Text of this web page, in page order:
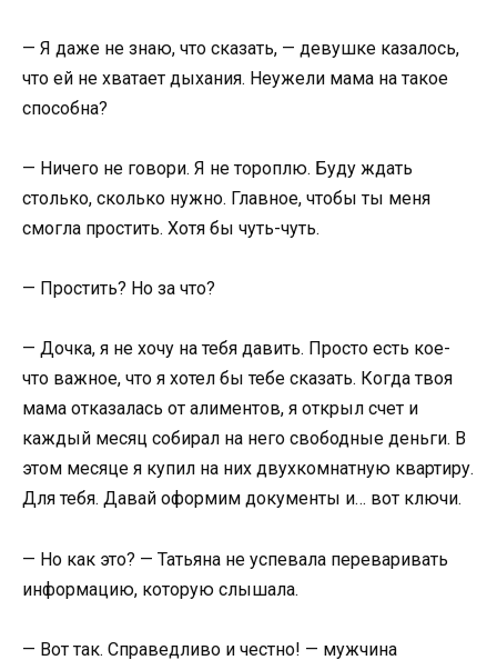
— Я даже не знаю, что сказать, — девушке казалось,
что ей не хватает дыхания. Неужели мама на такое
способна?
— Ничего не говори. Я не тороплю. Буду ждать
столько, сколько нужно. Главное, чтобы ты меня
смогла простить. Хотя бы чуть-чуть.
— Простить? Но за что?
— Дочка, я не хочу на тебя давить. Просто есть кое-
что важное, что я хотел бы тебе сказать. Когда твоя
мама отказалась от алиментов, я открыл счет и
каждый месяц собирал на него свободные деньги. В
этом месяце я купил на них двухкомнатную квартиру.
Для тебя. Давай оформим документы и… вот ключи.
— Но как это? — Татьяна не успевала переваривать
информацию, которую слышала.
— Вот так. Справедливо и честно! — мужчина